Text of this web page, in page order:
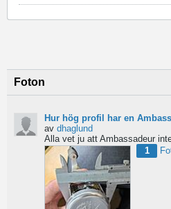
Foton
Hur hög profil har en
av dhaglund
1